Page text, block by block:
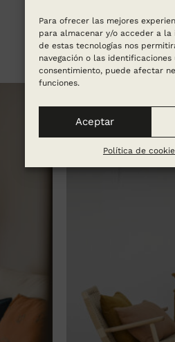
Para ofrecer las mejores
para almacenar y/o acceder a
de estas tecnologías nos
navegación o las
consentimiento, puede afectar
funciones.
Aceptar
Política de